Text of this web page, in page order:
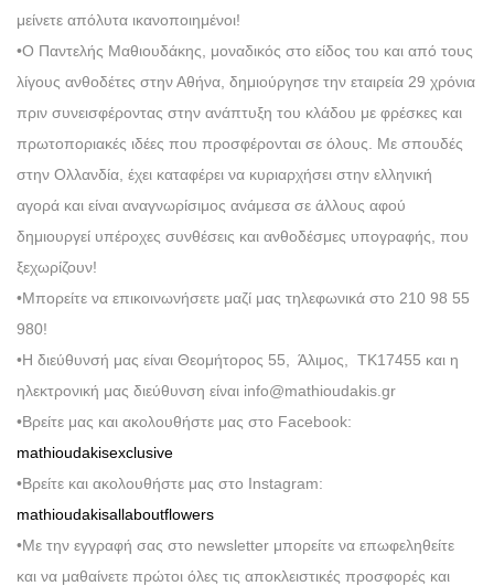
μείνετε απόλυτα ικανοποιημένοι!
•Ο Παντελής Μαθιουδάκης, μοναδικός στο είδος του και από τους
λίγους ανθοδέτες στην Αθήνα, δημιούργησε την εταιρεία 29 χρόνια
πριν συνεισφέροντας στην ανάπτυξη του κλάδου με φρέσκες και
πρωτοποριακές ιδέες που προσφέρονται σε όλους. Με σπουδές
στην Ολλανδία, έχει καταφέρει να κυριαρχήσει στην ελληνική
αγορά και είναι αναγνωρίσιμος ανάμεσα σε άλλους αφού
δημιουργεί υπέροχες συνθέσεις και ανθοδέσμες υπογραφής, που
ξεχωρίζουν!
•Μπορείτε να επικοινωνήσετε μαζί μας τηλεφωνικά στο 210 98 55
980!
•Η διεύθυνσή μας είναι Θεομήτορος 55, Άλιμος, ΤΚ17455 και η
ηλεκτρονική μας διεύθυνση είναι info@mathioudakis.gr
•Βρείτε μας και ακολουθήστε μας στο Facebook:
mathioudakisexclusive
•Βρείτε και ακολουθήστε μας στο Instagram:
mathioudakisallaboutflowers
•Με την εγγραφή σας στο newsletter μπορείτε να επωφεληθείτε
και να μαθαίνετε πρώτοι όλες τις αποκλειστικές προσφορές και